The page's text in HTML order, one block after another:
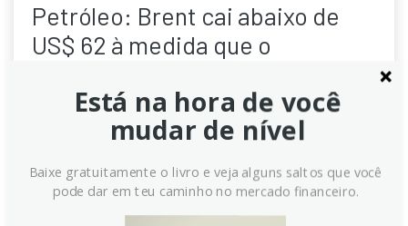
Petróleo: Brent cai abaixo de
US$ 62 à medida que o
aprofunda – ING
Brent caiu abaixo de US$ 62, refletindo o aumento do
demanda. Analistas citam estoques elevados, retorno
de produção e incertezas econômicas como
Está na hora de você
mudar de nível
Baixe gratuitamente o livro e veja alguns saltos que você
pode dar em teu caminho no mercado financeiro.